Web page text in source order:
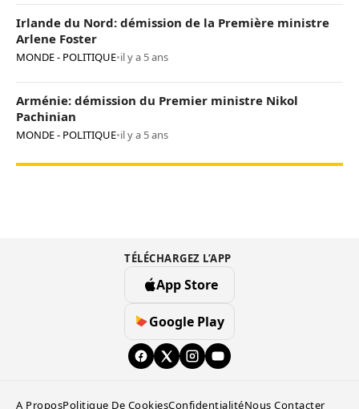
Irlande du Nord: démission de la Première ministre
Arlene Foster
MONDE - POLITIQUE•il y a 5 ans
Arménie: démission du Premier ministre Nikol
Pachinian
MONDE - POLITIQUE•il y a 5 ans
TÉLÉCHARGEZ L’APP
App Store
Google Play
A ProposPolitique De CookiesConfidentialitéNous Contacter